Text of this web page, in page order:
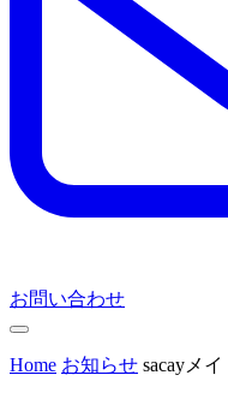
お問い合わせ
Home お知らせ sacayメ